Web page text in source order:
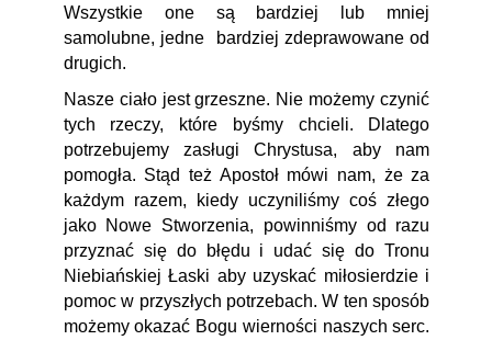
Wszystkie one są bardziej lub mniej
samolubne, jedne bardziej zdeprawowane od
drugich.
Nasze ciało jest grzeszne. Nie możemy czynić
tych rzeczy, które byśmy chcieli. Dlatego
potrzebujemy zasługi Chrystusa, aby nam
pomogła. Stąd też Apostoł mówi nam, że za
każdym razem, kiedy uczyniliśmy coś złego
jako Nowe Stworzenia, powinniśmy od razu
przyznać się do błędu i udać się do Tronu
Niebiańskiej Łaski aby uzyskać miłosierdzie i
pomoc w przyszłych potrzebach. W ten sposób
możemy okazać Bogu wierności naszych serc.